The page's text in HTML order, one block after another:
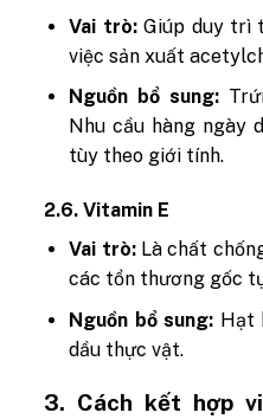
Vai trò:Giúp duy trì
việc sản xuất
Nguồn bổ sung:
Nhu cầu hàng ngày
tùy theo giới tính.
2.6. Vitamin E
Vai trò:Là chất
các tổn thương gốc
Nguồn bổ sung: Hạt
dầu thực vật.
3. Cách kết hợp